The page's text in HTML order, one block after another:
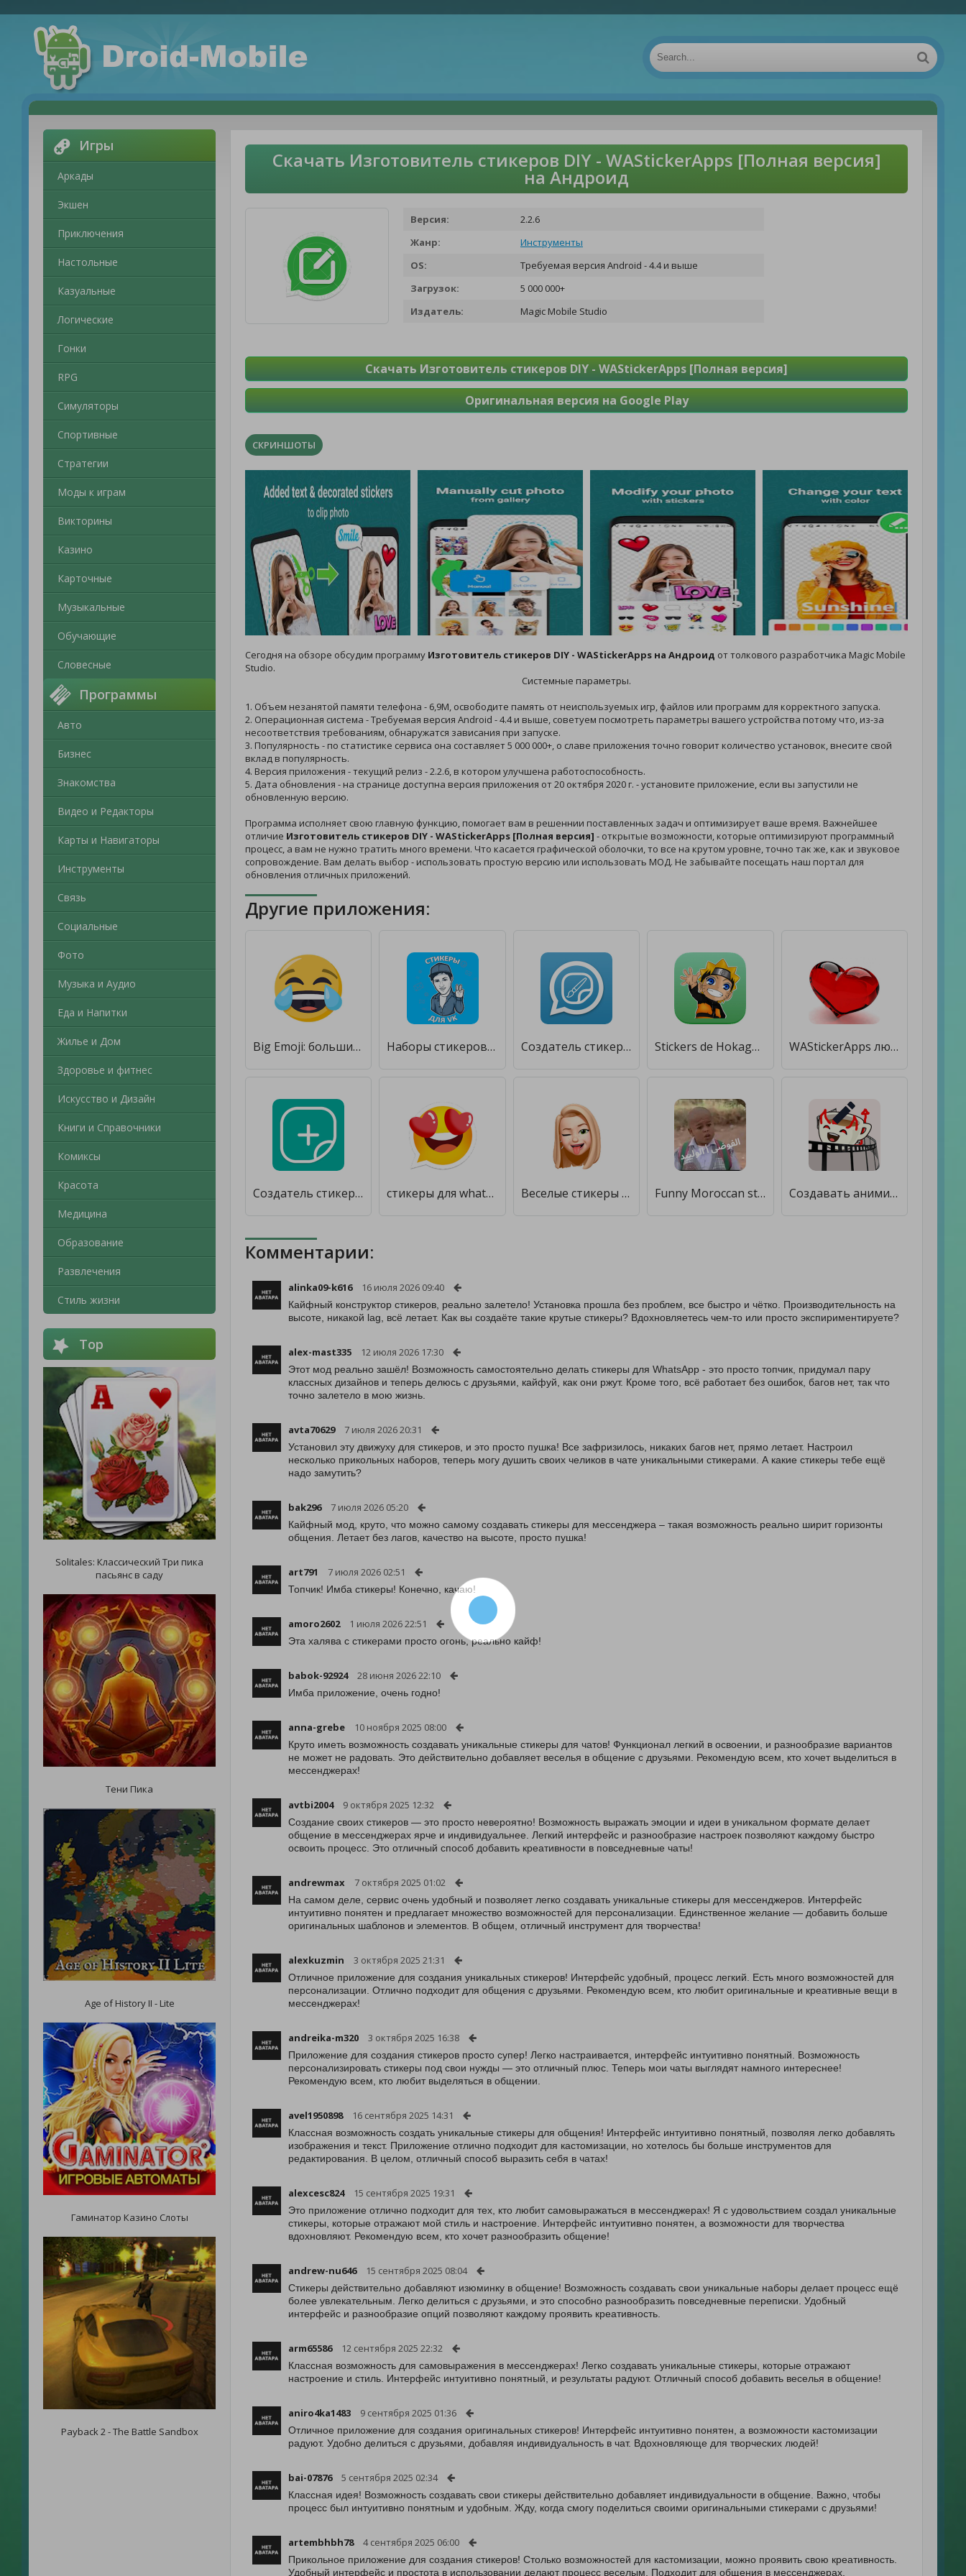
Игры
Аркады
Экшен
Приключения
Настольные
Казуальные
Логические
Гонки
RPG
Симуляторы
Спортивные
Стратегии
Моды к играм
Викторины
Казино
Карточные
Музыкальные
Обучающие
Словесные
Программы
Авто
Бизнес
Знакомства
Видео и Редакторы
Карты и Навигаторы
Инструменты
Связь
Социальные
Фото
Музыка и Аудио
Еда и Напитки
Жилье и Дом
Здоровье и фитнес
Искусство и Дизайн
Книги и Справочники
Комиксы
Красота
Медицина
Образование
Развлечения
Стиль жизни
Top
Solitales: Классический Три пика
пасьянс в саду
Тени Пика
Age of History II - Lite
Гаминатор Казино Слоты
Payback 2 - The Battle Sandbox
Скачать Изготовитель стикеров DIY - WAStickerApps [Полная версия]
на Андроид
Версия:
2.2.6
Жанр:
Инструменты
OS:
Требуемая версия Android - 4.4 и выше
Загрузок:
5 000 000+
Издатель:
Magic Mobile Studio
Скачать Изготовитель стикеров DIY - WAStickerApps [Полная версия]
Оригинальная версия на Google Play
СКРИНШОТЫ
Сегодня на обзоре обсудим программу Изготовитель стикеров DIY - WAStickerApps на Андроид от толкового разработчика Magic Mobile
Studio.
Системные параметры.
1. Объем незанятой памяти телефона - 6,9M, освободите память от неиспользуемых игр, файлов или программ для корректного запуска.
2. Операционная система - Требуемая версия Android - 4.4 и выше, советуем посмотреть параметры вашего устройства потому что, из-за
несоответствия требованиям, обнаружатся зависания при запуске.
3. Популярность - по статистике сервиса она составляет 5 000 000+, о славе приложения точно говорит количество установок, внесите свой
вклад в популярность.
4. Версия приложения - текущий релиз - 2.2.6, в котором улучшена работоспособность.
5. Дата обновления - на странице доступна версия приложения от 20 октября 2020 г. - установите приложение, если вы запустили не
обновленную версию.
Программа исполняет свою главную функцию, помогает вам в решеннии поставленных задач и оптимизирует ваше время. Важнейшее
отличие Изготовитель стикеров DIY - WAStickerApps [Полная версия] - открытые возможности, которые оптимизируют программный
процесс, а вам не нужно тратить много времени. Что касается графической оболочки, то все на крутом уровне, точно так же, как и звуковое
сопровождение. Вам делать выбор - использовать простую версию или использовать МОД. Не забывайте посещать наш портал для
обновления отличных приложений.
Другие приложения:
Big Emoji: большие смайлы, стикеры WAStickerApps [Полная версия] Наборы стикеров для ВКонтакте [Unlocked] Создатель стикеров для WhatsApp [Unlocked] Stickers de Hokages de Konoha, Anime WastickerApps [Полная версия] WAStickerApps любовь, любовь стикер, романтично [Полная версия]
Создатель стикеров для WhatsApp, стикеры WhatsApp [Unlocked] стикеры для whatsapp - WAStickerApps [Unlocked] Веселые стикеры и производитель стикеров [Без рекламы] Funny Moroccan stickers-WAStickerApps [Unlocked] Создавать анимированные стикеры WAStickerApps [Без рекламы]
Комментарии:
alinka09-k616 16 июля 2026 09:40
Кайфный конструктор стикеров, реально залетело! Установка прошла без проблем, все быстро и чётко. Производительность на
высоте, никакой lag, всё летает. Как вы создаёте такие крутые стикеры? Вдохновляетесь чем-то или просто экспириментируете?
alex-mast335 12 июля 2026 17:30
Этот мод реально зашёл! Возможность самостоятельно делать стикеры для WhatsApp - это просто топчик, придумал пару
классных дизайнов и теперь делюсь с друзьями, кайфуй, как они ржут. Кроме того, всё работает без ошибок, багов нет, так что
точно залетело в мою жизнь.
avta70629 7 июля 2026 20:31
Установил эту движуху для стикеров, и это просто пушка! Все зафризилось, никаких багов нет, прямо летает. Настроил
несколько прикольных наборов, теперь могу душить своих челиков в чате уникальными стикерами. А какие стикеры тебе ещё
надо замутить?
bak296 7 июля 2026 05:20
Кайфный мод, круто, что можно самому создавать стикеры для мессенджера – такая возможность реально ширит горизонты
общения. Летает без лагов, качество на высоте, просто пушка!
art791 7 июля 2026 02:51
Топчик! Имба стикеры! Конечно, качаю!
amoro2602 1 июля 2026 22:51
Эта халява с стикерами просто огонь, реально кайф!
babok-92924 28 июня 2026 22:10
Имба приложение, очень годно!
anna-grebe 10 ноября 2025 08:00
Круто иметь возможность создавать уникальные стикеры для чатов! Функционал легкий в освоении, и разнообразие вариантов
не может не радовать. Это действительно добавляет веселья в общение с друзьями. Рекомендую всем, кто хочет выделиться в
мессенджерах!
avtbi2004 9 октября 2025 12:32
Создание своих стикеров — это просто невероятно! Возможность выражать эмоции и идеи в уникальном формате делает
общение в мессенджерах ярче и индивидуальнее. Легкий интерфейс и разнообразие настроек позволяют каждому быстро
освоить процесс. Это отличный способ добавить креативности в повседневные чаты!
andrewmax 7 октября 2025 01:02
На самом деле, сервис очень удобный и позволяет легко создавать уникальные стикеры для мессенджеров. Интерфейс
интуитивно понятен и предлагает множество возможностей для персонализации. Единственное желание — добавить больше
оригинальных шаблонов и элементов. В общем, отличный инструмент для творчества!
alexkuzmin 3 октября 2025 21:31
Отличное приложение для создания уникальных стикеров! Интерфейс удобный, процесс легкий. Есть много возможностей для
персонализации. Отлично подходит для общения с друзьями. Рекомендую всем, кто любит оригинальные и креативные вещи в
мессенджерах!
andreika-m320 3 октября 2025 16:38
Приложение для создания стикеров просто супер! Легко настраивается, интерфейс интуитивно понятный. Возможность
персонализировать стикеры под свои нужды — это отличный плюс. Теперь мои чаты выглядят намного интереснее!
Рекомендую всем, кто любит выделяться в общении.
avel1950898 16 сентября 2025 14:31
Классная возможность создать уникальные стикеры для общения! Интерфейс интуитивно понятный, позволяя легко добавлять
изображения и текст. Приложение отлично подходит для кастомизации, но хотелось бы больше инструментов для
редактирования. В целом, отличный способ выразить себя в чатах!
alexcesc824 15 сентября 2025 19:31
Это приложение отлично подходит для тех, кто любит самовыражаться в мессенджерах! Я с удовольствием создал уникальные
стикеры, которые отражают мой стиль и настроение. Интерфейс интуитивно понятен, а возможности для творчества
вдохновляют. Рекомендую всем, кто хочет разнообразить общение!
andrew-nu646 15 сентября 2025 08:04
Стикеры действительно добавляют изюминку в общение! Возможность создавать свои уникальные наборы делает процесс ещё
более увлекательным. Легко делиться с друзьями, и это способно разнообразить повседневные переписки. Удобный
интерфейс и разнообразие опций позволяют каждому проявить креативность.
arm65586 12 сентября 2025 22:32
Классная возможность для самовыражения в мессенджерах! Легко создавать уникальные стикеры, которые отражают
настроение и стиль. Интерфейс интуитивно понятный, и результаты радуют. Отличный способ добавить веселья в общение!
aniro4ka1483 9 сентября 2025 01:36
Отличное приложение для создания оригинальных стикеров! Интерфейс интуитивно понятен, а возможности кастомизации
радуют. Удобно делиться с друзьями, добавляя индивидуальность в чат. Вдохновляюще для творческих людей!
bai-07876 5 сентября 2025 02:34
Классная идея! Возможность создавать свои стикеры действительно добавляет индивидуальности в общение. Важно, чтобы
процесс был интуитивно понятным и удобным. Жду, когда смогу поделиться своими оригинальными стикерами с друзьями!
artembhbh78 4 сентября 2025 06:00
Прикольное приложение для создания стикеров! Столько возможностей для кастомизации, можно проявить свою креативность.
Удобный интерфейс и простота в использовании делают процесс веселым. Подходит для общения в мессенджерах.